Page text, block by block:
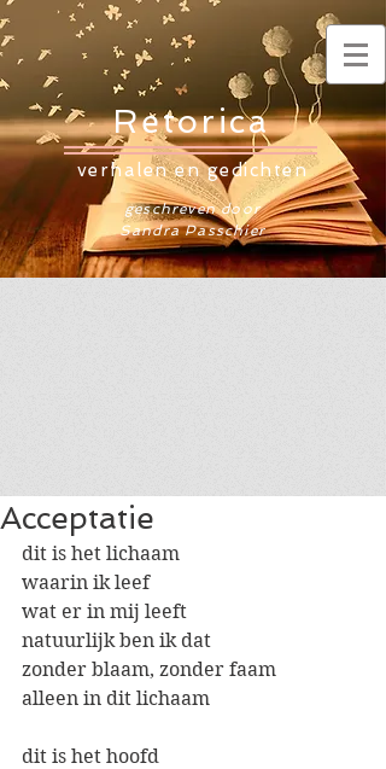
Retorica
verhalen en gedichten
geschreven door
Sandra Passchier
Acceptatie
dit is het lichaam
waarin ik leef
wat er in mij leeft
natuurlijk ben ik dat
zonder blaam, zonder faam
alleen in dit lichaam
dit is het hoofd